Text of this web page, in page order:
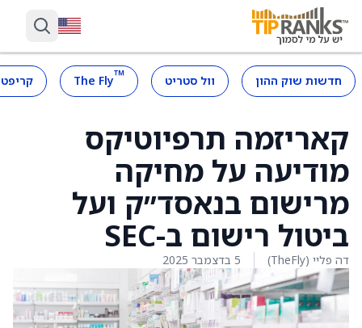
חדשות שוק ההון וול סטריט ™
The Fly
קאריזמה תרפיוטיקס
מודיעה על מחיקה
מרישום בנאסד״ק ועל
ביטול רישום ב-SEC
דה פליי (TheFly) 5 בדצמבר 2025